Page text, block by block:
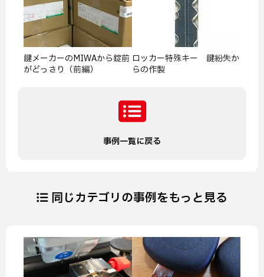
鍵メーカーのMIWAから錠前
がどっさり（前編）
事例一覧に戻る
ロッカー特殊キー 鍵紛失か
らの作製
同じカテゴリの事例をもっと見る